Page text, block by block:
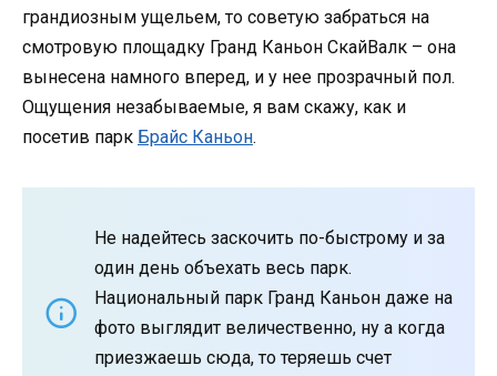
грандиозным ущельем, то советую забраться на
смотровую площадку Гранд Каньон СкайВалк – она
вынесена намного вперед, и у нее прозрачный пол.
Ощущения незабываемые, я вам скажу, как и
посетив парк Брайс Каньон.
Не надейтесь заскочить по-быстрому и за
один день объехать весь парк.
Национальный парк Гранд Каньон даже на
фото выглядит величественно, ну а когда
приезжаешь сюда, то теряешь счет